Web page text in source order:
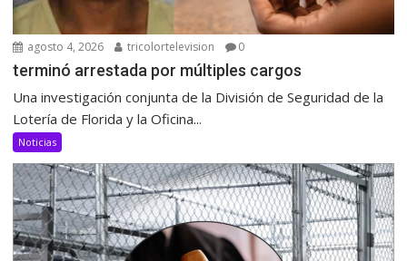
agosto 4, 2026 tricolortelevision 0
terminó arrestada por múltiples cargos
Una investigación conjunta de la División de Seguridad de la
Lotería de Florida y la Oficina...
Noticias